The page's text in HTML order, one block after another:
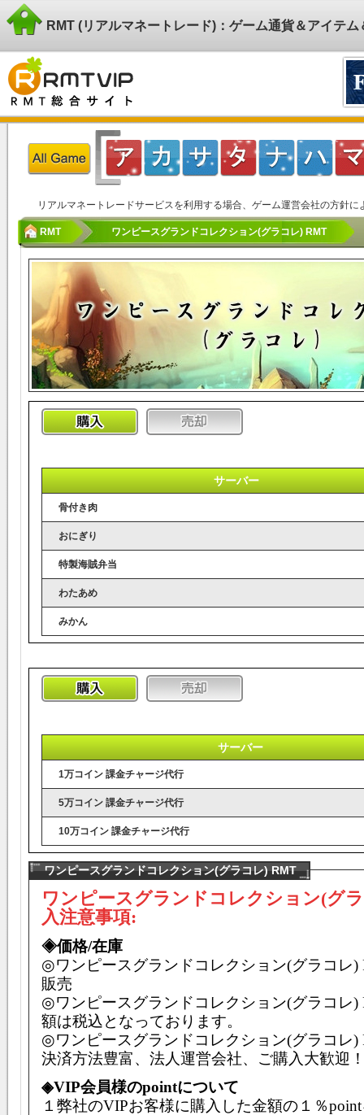
RMT (リアルマネートレード)：ゲーム通貨＆アイテ
リアルマネートレードサービスを利用する場合、ゲーム運営会社の方針
RMT ワンピースグランドコレクション(グラコレ) RMT
サーバー
骨付き肉
おにぎり
特製海賊弁当
わたあめ
みかん
サーバー
1万コイン 課金チャージ代行
5万コイン 課金チャージ代行
10万コイン 課金チャージ代行
ワンピースグランドコレクション(グラコレ) RMT
ワンピースグランドコレクション(グ
入注意事項:
◈価格/在庫
◎ワンピースグランドコレクション(グラコレ)
販売
◎ワンピースグランドコレクション(グラコレ)
額は税込となっております。
◎ワンピースグランドコレクション(グラコレ)
決済方法豊富、法人運営会社、ご購入大歓迎
◈VIP会員様のpointについて
１弊社のVIPお客様に購入した金額の１％